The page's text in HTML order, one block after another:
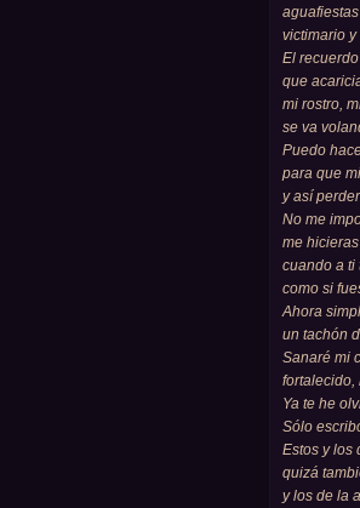
victimario
El
que
mi rostro,
se va
Puedo
para que
y así
No me
me
cuando a ti
como si
Ahora
un tachón
Sanaré mi
fortalecido,
Ya te he
Sólo
Estos y los
quizá
y los de la